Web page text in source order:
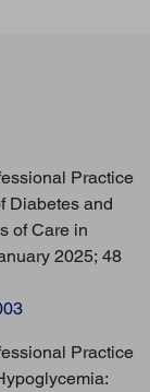
Practice
Diabetes and
of Care in
2025; 48
Practice